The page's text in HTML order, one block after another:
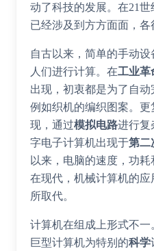
动了科技的发展。在21
已经涉及到方方面面，各
自古以来，简单的手动
人们进行计算。在工业革
出现，初衷都是为了自动
例如织机的编织图案。更
现，通过模拟电路进行复
字电子计算机出现于第二
以来，电脑的速度，功耗
在现代，机械计算机的
所取代。
计算机在组成上形式不
巨型计算机为特别的科学